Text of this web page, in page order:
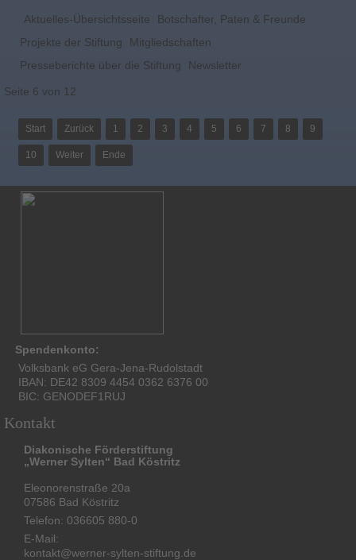
Aktuelles-Übersichtsseite
Botschafter, Paten & Freunde
Projekte der Stiftung
Mitgliedschaften
Presseberichte über die Stiftung
Newsletter
Seite 6 von 12
Start Zurück 1 2 3 4 5 6 7 8 9
10 Weiter Ende
Spendenkonto:
Volksbank eG Gera-Jena-Rudolstadt
IBAN: DE42 8309 4454 0362 6376 00
BIC: GENODEF1RUJ
Kontakt
Diakonische Förderstiftung
„Werner Sylten“ Bad Köstritz
Eleonorenstraße 20a
07586 Bad Köstritz
Telefon: 036605 880-0
E-Mail:
kontakt@werner-sylten-stiftung.de